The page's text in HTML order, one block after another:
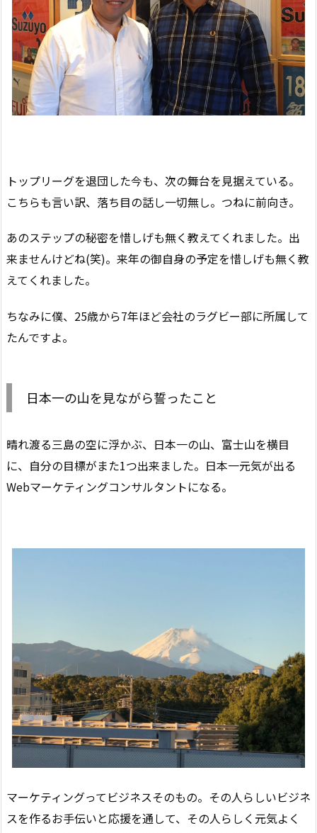
トップリーグを退団した今も、次の舞台を見据えている。
こちらも言い訳、落ち目の話し一切無し。つねに前向き。
あのステップの秘密を惜しげも無く教えてくれました。出
来ませんけどね(笑)。来年の御自身の予定を惜しげも無く教
えてくれました。
ちなみに僕、25歳から7年ほど会社のラグビー部に所属して
たんですよ。
日本一の山を見ながら誓ったこと
晴れ渡る三島の空に浮かぶ、日本一の山、富士山を横目
に、自分の目標がまた1つ出来ました。日本一元気が出る
Webマーケティングコンサルタントになる。
マーケティングってビジネスそのもの。その人らしいビジネ
スを作るお手伝いと応援を通して、その人らしく元気よく